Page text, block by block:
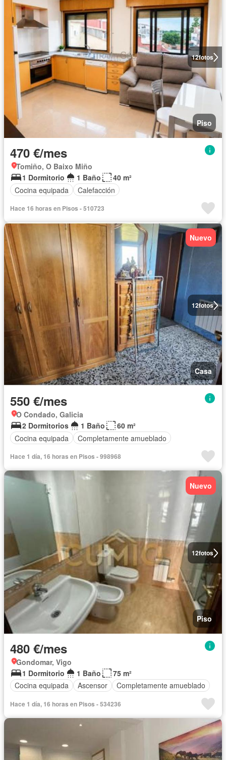
12fotos
Piso
470 €/mes
Tomiño, O Baixo Miño
1 Dormitorio
1 Baño
40 m²
Cocina equipada
Calefacción
Hace 16 horas en Pisos - 510723
12fotos
Nuevo
Casa
550 €/mes
O Condado, Galicia
2 Dormitorios
1 Baño
60 m²
Cocina equipada
Completamente amueblado
Hace 1 día, 16 horas en Pisos - 998968
12fotos
Nuevo
Piso
480 €/mes
Gondomar, Vigo
1 Dormitorio
1 Baño
75 m²
Cocina equipada
Ascensor Completamente amueblado
Hace 1 día, 16 horas en Pisos - 534236